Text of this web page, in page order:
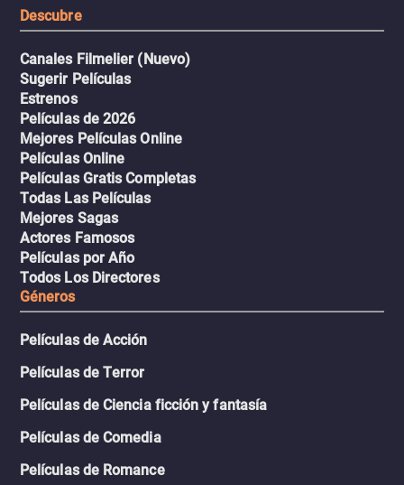
Descubre
Canales Filmelier (Nuevo)
Sugerir Películas
Estrenos
Películas de 2026
Mejores Películas Online
Películas Online
Películas Gratis Completas
Todas Las Películas
Mejores Sagas
Actores Famosos
Películas por Año
Todos Los Directores
Géneros
Películas de Acción
Películas de Terror
Películas de Ciencia ficción y fantasía
Películas de Comedia
Películas de Romance